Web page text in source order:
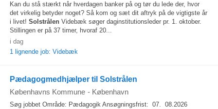
Kan du stå stærkt når hverdagen banker på og tør du lede der, hvor
det virkelig betyder noget? Så kom og sæt dit aftryk på de vigtigste år
i livet! Solstrålen Videbæk søger daginstitutionsleder pr. 1. oktober.
Stillingen er på 37 timer, hvoraf 20...
i dag
1 lignende job: Videbæk
Pædagogmedhjælper til Solstrålen
Københavns Kommune - København
Søg jobbet Område: Pædagogik Ansøgningsfrist: 07. 08.2026